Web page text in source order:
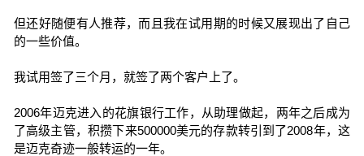
但还好随便有人推荐，而且我在试用期的时候又展现出了自己
的一些价值。
我试用签了三个月，就签了两个客户上了。
2006年迈克进入的花旗银行工作，从助理做起，两年之后成为
了高级主管，积攒下来500000美元的存款转引到了2008年，这
是迈克奇迹一般转运的一年。